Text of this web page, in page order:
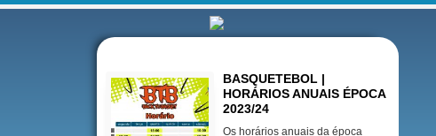
BASQUETEBOL |
HORÁRIOS ANUAIS ÉPOCA
2023/24
Os horários anuais da época